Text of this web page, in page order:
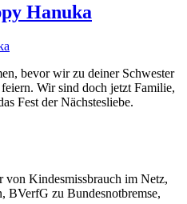
Hanuka
bevor wir zu deiner Schwester
Wir sind doch jetzt Familie,
Fest der Nächstesliebe.
von Kindesmissbrauch im Netz,
BVerfG zu Bundesnotbremse,